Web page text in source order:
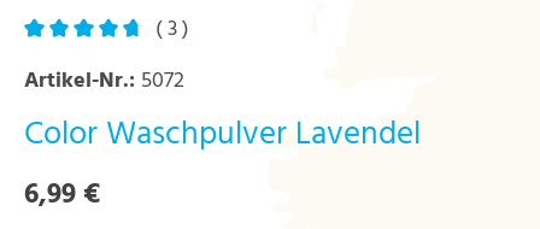
( 3 )
Artikel-Nr.: 5072
Color Waschpulver Lavendel
Regulärer Preis:
6,99 €